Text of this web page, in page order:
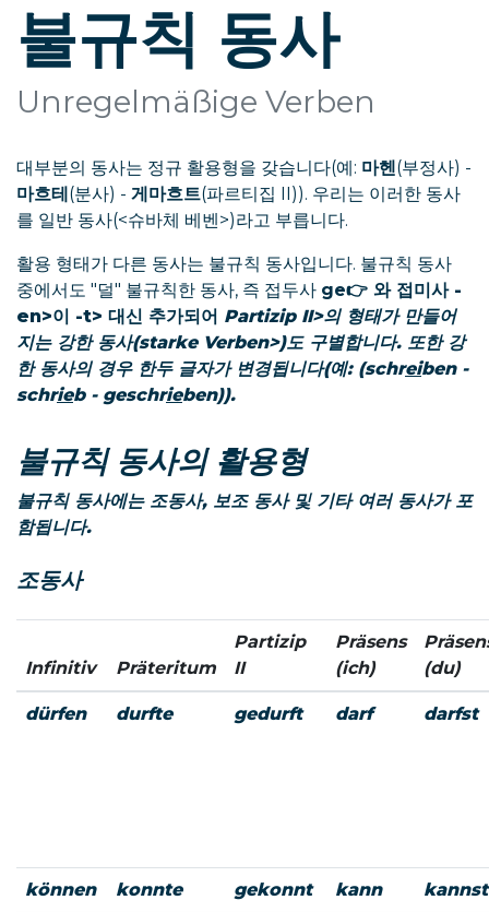
불규칙 동사
Unregelmäßige Verben
대부분의 동사는 정규 활용형을 갖습니다(예: 마헨(부정사) -
마흐테(분사) - 게마흐트(파르티집 II)). 우리는 이러한 동사
를 일반 동사(<슈바체 베벤>)라고 부릅니다.
활용 형태가 다른 동사는 불규칙 동사입니다. 불규칙 동사
중에서도 "덜" 불규칙한 동사, 즉 접두사 ge👉 와 접미사 -
en>이 -t> 대신 추가되어 Partizip II>의 형태가 만들어
지는 강한 동사(starke Verben>)도 구별합니다. 또한 강
한 동사의 경우 한두 글자가 변경됩니다(예: (schreiben -
schrieb - geschrieben)).
불규칙 동사의 활용형
불규칙 동사에는 조동사, 보조 동사 및 기타 여러 동사가 포
함됩니다.
조동사
Infinitiv Präteritum
Partizip
II
Präsens
(ich)
(du)
dürfen durfte gedurft darf darfst
können konnte gekonnt kann kannst